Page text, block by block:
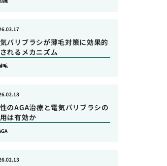
バリブラシが薄毛対策に効果的
れるメカニズム
毛
のAGA治療と電気バリブラシの
は有効か